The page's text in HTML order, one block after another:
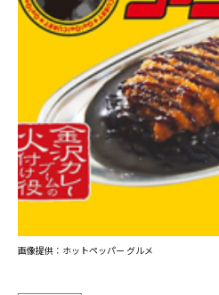
画像提供：ホットペッパー グルメ